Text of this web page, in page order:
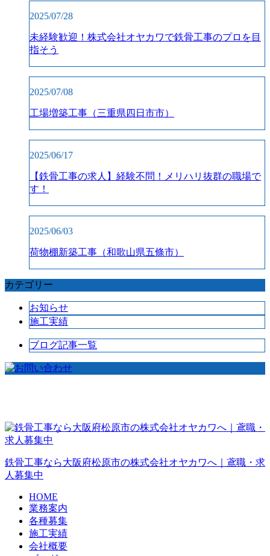
2025/07/28
未経験歓迎！株式会社オヤカワで鉄骨工事のプロを目
指そう
2025/07/08
工場増築工事（三重県四日市市）
2025/06/17
【鉄骨工事の求人】経験不問！メリハリ抜群の職場で
す！
2025/06/03
荷物棚新築工事（和歌山県五條市）
カテゴリー
お知らせ
施工実績
ブログ記事一覧
鉄骨工事なら大阪府松原市の株式会社オヤカワへ｜鳶職・求
人募集中
HOME
業務案内
各種募集
施工実績
会社概要